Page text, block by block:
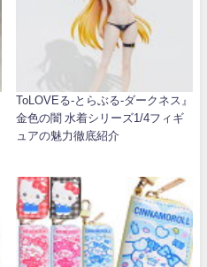
ToLOVEる-とらぶる-ダークネス』
金色の闇 水着シリーズ1/4フィギ
ュアの魅力徹底紹介